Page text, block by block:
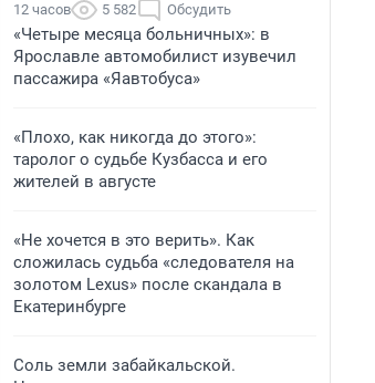
12 часов 5 582 Обсудить
«Четыре месяца больничных»: в
Ярославле автомобилист изувечил
пассажира «Яавтобуса»
«Плохо, как никогда до этого»:
таролог о судьбе Кузбасса и его
жителей в августе
«Не хочется в это верить». Как
сложилась судьба «следователя на
золотом Lexus» после скандала в
Екатеринбурге
Соль земли забайкальской.